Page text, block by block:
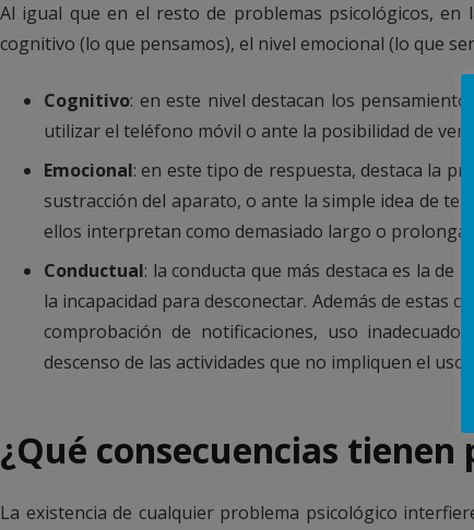
Al igual que en el resto de problemas psicológicos,
cognitivo (lo que pensamos), el nivel emocional (lo que
Cognitivo: en este nivel destacan los
utilizar el teléfono móvil o ante la posibilidad de
Emocional: en este tipo de respuesta, destaca la
sustracción del aparato, o ante la simple idea de
ellos interpretan como demasiado largo o
Conductual: la conducta que más destaca es la de
la incapacidad para desconectar. Además de estas
comprobación de notificaciones, uso
descenso de las actividades que no impliquen el uso
¿Qué consecuencias
La existencia de cualquier problema psicológico